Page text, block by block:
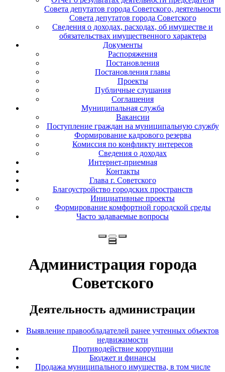
Совета депутатов города Советского, деятельности
Совета депутатов города Советского
Сведения о доходах, расходах, об имуществе и
обязательствах имущественного характера
Документы
Распоряжения
Постановления
Постановления главы
Проекты
Публичные слушания
Соглашения
Муниципальная служба
Вакансии
Поступление граждан на муниципальную службу
Формирование кадрового резерва
Комиссия по конфликту интересов
Сведения о доходах
Интернет-приемная
Контакты
Глава г. Советского
Благоустройство городских пространств
Инициативные проекты
Формирование комфортной городской среды
Часто задаваемые вопросы
Администрация города
Советского
Деятельность администрации
Выявление правообладателей ранее учтенных объектов
недвижимости
Противодействие коррупции
Бюджет и финансы
Продажа муниципального имущества, в том числе